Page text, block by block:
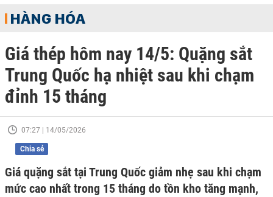
HÀNG HÓA
Giá thép hôm nay 14/5: Quặng sắt
Trung Quốc hạ nhiệt sau khi chạm
đỉnh 15 tháng
07:27 | 14/05/2026
Chia sẻ
Giá quặng sắt tại Trung Quốc giảm nhẹ sau khi chạm
mức cao nhất trong 15 tháng do tồn kho tăng mạnh,